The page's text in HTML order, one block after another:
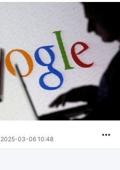
2025-03-06 10:48